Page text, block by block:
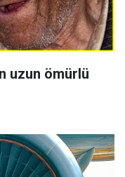
uzun ömürlü